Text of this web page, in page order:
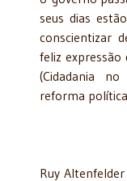
seus dias
conscientizar
feliz expressão
(Cidadania
reforma
Ruy